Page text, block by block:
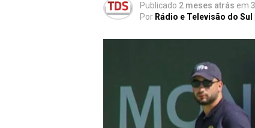
Publicado 2 meses atrás em
Por Rádio e Televisão do Sul